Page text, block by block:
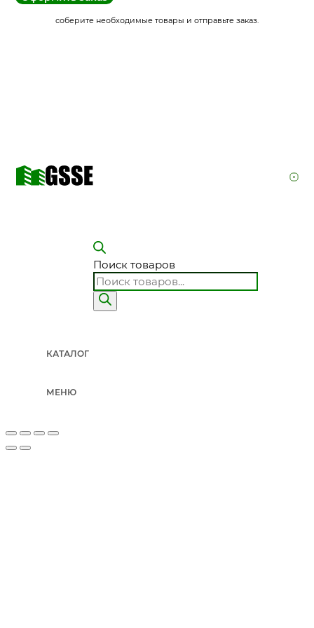
соберите необходимые товары и отправьте заказ.
Поиск товаров
КАТАЛОГ
МЕНЮ